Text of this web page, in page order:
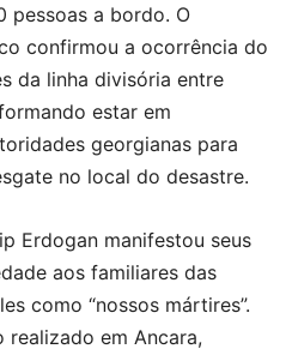
pessoas a bordo. O
confirmou a ocorrência do
da linha divisória entre
estar em
georgianas para
no local do desastre.
Erdogan manifestou seus
aos familiares das
como “nossos mártires”.
realizado em Ancara,